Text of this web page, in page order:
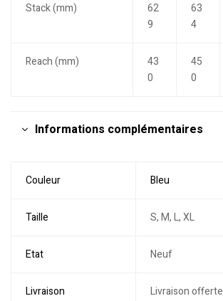
Stack (mm)
62
9
63
4
Reach (mm)
43
0
45
0
Informations complémentaires
Couleur Bleu
Taille S, M, L, XL
Etat Neuf
Livraison Livraison offerte